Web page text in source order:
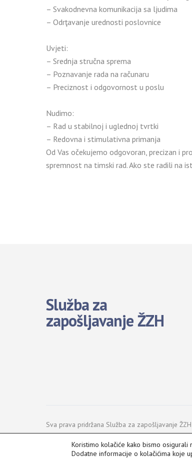
– Svakodnevna komunikacija sa ljudima
– Odrţavanje urednosti poslovnice
Uvjeti:
– Srednja stručna sprema
– Poznavanje rada na računaru
– Preciznost i odgovornost u poslu
Nudimo:
– Rad u stabilnoj i uglednoj tvrtki
– Redovna i stimulativna primanja
Od Vas očekujemo odgovoran, precizan i
spremnost na timski rad. Ako ste radili na
Služba za
zapošljavanje ŽZH
Sva prava pridržana Služba za zapošljavanje
Koristimo kolačiće kako bismo
Dodatne informacije o kolačićima koje